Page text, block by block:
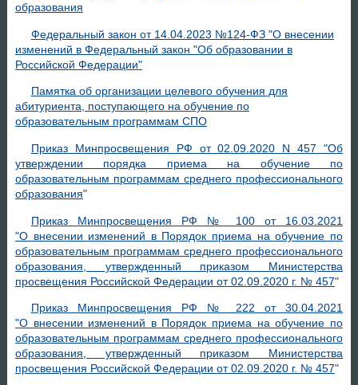
образования
Федеральный закон от 14.04.2023 №124-ФЗ "О внесении
изменений в Федеральный закон "Об образовании в
Российской Федерации"
Памятка об организации целевого обучения для
абитуриента, поступающего на обучение по
образовательным программам СПО
Приказ Минпросвещения РФ от 02.09.2020 N 457 "Об
утверждении порядка приема на обучение по
образовательным программам среднего профессионального
образования"
Приказ Минпросвещения РФ № 100 от 16.03.2021
"О внесении изменений в Порядок приема на обучение по
образовательным программам среднего профессионального
образования, утвержденный приказом Министерства
просвещения Российской Федерации от 02.09.2020 г. № 457"
Приказ Минпросвещения РФ № 222 от 30.04.2021
"О внесении изменений в Порядок приема на обучение по
образовательным программам среднего профессионального
образования, утвержденный приказом Министерства
просвещения Российской Федерации от 02.09.2020 г. № 457"